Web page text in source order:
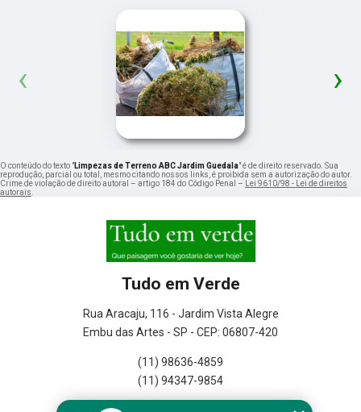
‹ ›
O conteúdo do texto "Limpezas de Terreno ABC Jardim Guedala" é de direito reservado. Sua
reprodução, parcial ou total, mesmo citando nossos links, é proibida sem a autorização do autor.
Crime de violação de direito autoral – artigo 184 do Código Penal –
Lei 9610/98 - Lei de direitos
autorais
Tudo em Verde
Rua Aracaju, 116 - Jardim Vista Alegre
Embu das Artes - SP - CEP: 06807-420
(11) 98636-4859
(11) 94347-9854